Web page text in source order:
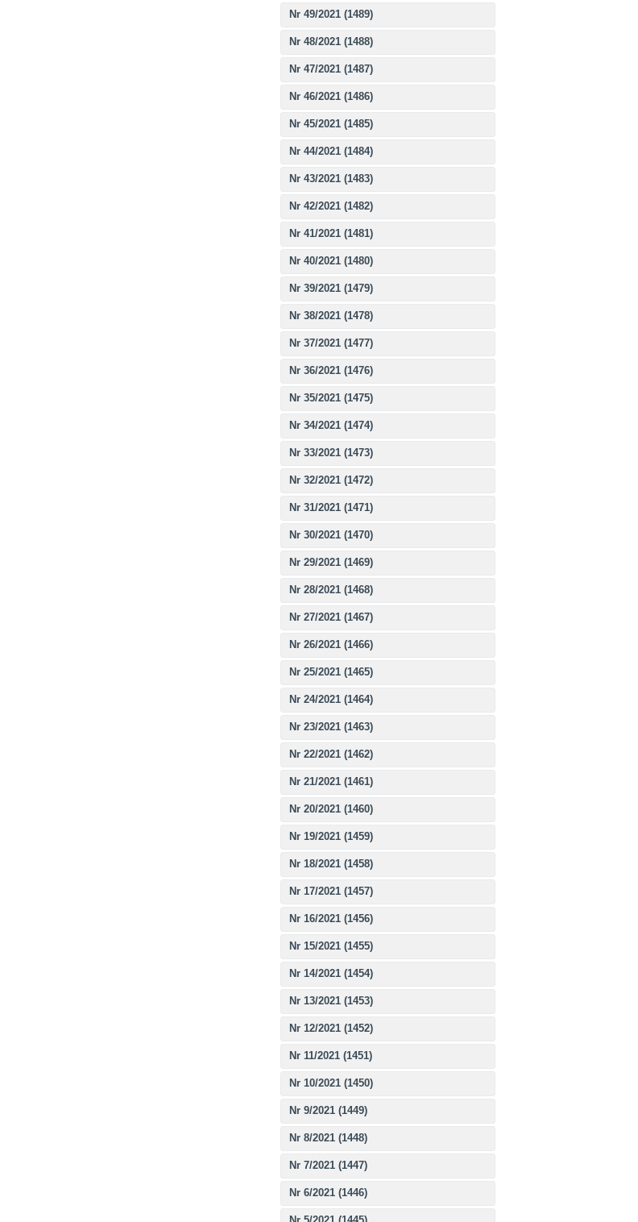
Nr 49/2021 (1489)
Nr 48/2021 (1488)
Nr 47/2021 (1487)
Nr 46/2021 (1486)
Nr 45/2021 (1485)
Nr 44/2021 (1484)
Nr 43/2021 (1483)
Nr 42/2021 (1482)
Nr 41/2021 (1481)
Nr 40/2021 (1480)
Nr 39/2021 (1479)
Nr 38/2021 (1478)
Nr 37/2021 (1477)
Nr 36/2021 (1476)
Nr 35/2021 (1475)
Nr 34/2021 (1474)
Nr 33/2021 (1473)
Nr 32/2021 (1472)
Nr 31/2021 (1471)
Nr 30/2021 (1470)
Nr 29/2021 (1469)
Nr 28/2021 (1468)
Nr 27/2021 (1467)
Nr 26/2021 (1466)
Nr 25/2021 (1465)
Nr 24/2021 (1464)
Nr 23/2021 (1463)
Nr 22/2021 (1462)
Nr 21/2021 (1461)
Nr 20/2021 (1460)
Nr 19/2021 (1459)
Nr 18/2021 (1458)
Nr 17/2021 (1457)
Nr 16/2021 (1456)
Nr 15/2021 (1455)
Nr 14/2021 (1454)
Nr 13/2021 (1453)
Nr 12/2021 (1452)
Nr 11/2021 (1451)
Nr 10/2021 (1450)
Nr 9/2021 (1449)
Nr 8/2021 (1448)
Nr 7/2021 (1447)
Nr 6/2021 (1446)